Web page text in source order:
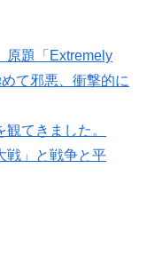
題「Extremely
て邪悪、衝撃的に
てきました。
戦」と戦争と平